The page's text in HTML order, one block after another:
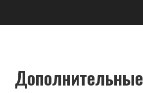
навигации
Дополнительные